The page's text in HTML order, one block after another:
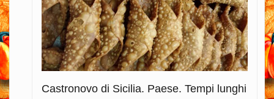
Castronovo di Sicilia. Paese. Tempi lunghi